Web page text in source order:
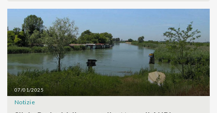
07/01/2025
Notizie